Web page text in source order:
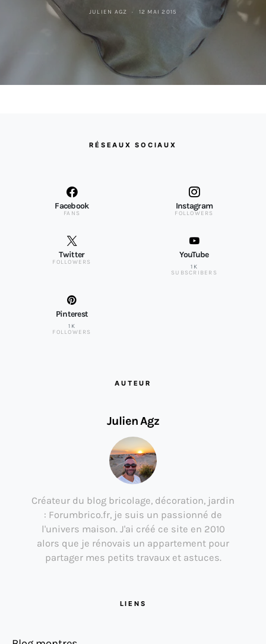
JULIEN AGZ 12 MAI 2015
RÉSEAUX SOCIAUX
Facebook
FANS
Instagram
FOLLOWERS
Twitter
FOLLOWERS
YouTube
1K
SUBSCRIBERS
Pinterest
1K
FOLLOWERS
AUTEUR
Julien Agz
Créateur du blog bricolage, décoration, jardin
: Forumbrico.fr, je suis un passionné de
l'univers maison. J'ai créé ce site en 2010
alors que je rénovais un appartement pour
partager mes petits travaux et astuces.
LIENS